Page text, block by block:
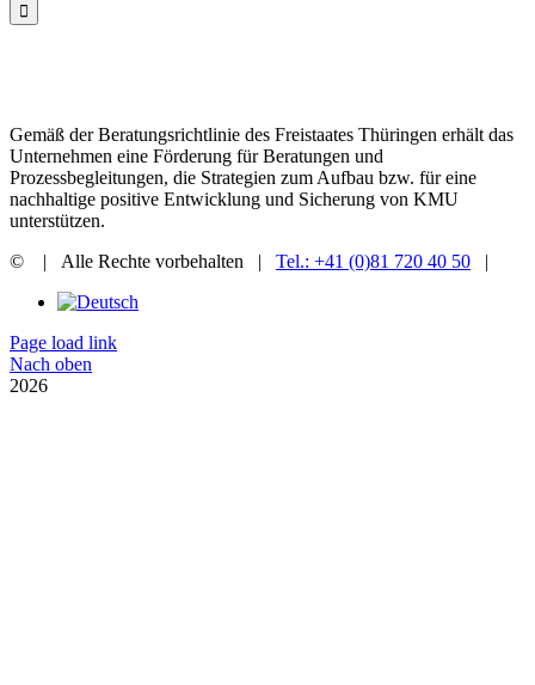
Gemäß der Beratungsrichtlinie des Freistaates Thüringen erhält das
Unternehmen eine Förderung für Beratungen und
Prozessbegleitungen, die Strategien zum Aufbau bzw. für eine
nachhaltige positive Entwicklung und Sicherung von KMU
unterstützen.
©
| Alle Rechte vorbehalten | Tel.: +41 (0)81 720 40 50 |
Page load link
Nach oben
2026